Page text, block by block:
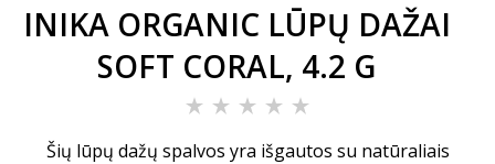
INIKA ORGANIC LŪPŲ DAŽAI
SOFT CORAL, 4.2 G
Šių lūpų dažų spalvos yra išgautos su natūraliais